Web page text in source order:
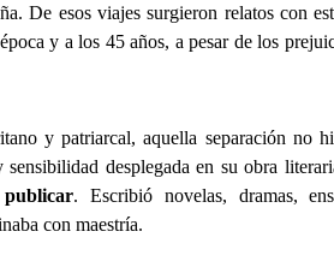
De esos viajes surgieron relatos con
y a los 45 años, a pesar de los
y patriarcal, aquella separación no
desplegada en su obra
. Escribió novelas, dramas,
con maestría.